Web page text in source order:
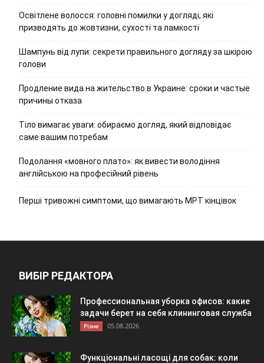
Освітлене волосся: головні помилки у догляді, які
призводять до жовтизни, сухості та ламкості
Шампунь від лупи: секрети правильного догляду за шкірою
голови
Продление вида на жительство в Украине: сроки и частые
причины отказа
Тіло вимагає уваги: обираємо догляд, який відповідає
саме вашим потребам
Подолання «мовного плато»: як вивести володіння
англійською на професійний рівень
Перші тривожні симптоми, що вимагають МРТ кінцівок
ВИБІР РЕДАКТОРА
Профессиональная уборка офисов: какие
задачи берет на себя клининговая служба
Різне 05.08.2026
Функціональні ласощі для собак: коли